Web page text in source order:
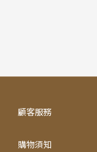
顧客服務
購物須知